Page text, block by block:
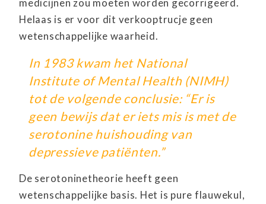
medicijnen zou moeten worden gecorrigeerd.
Helaas is er voor dit verkooptrucje geen
wetenschappelijke waarheid.
In 1983 kwam het National
Institute of Mental Health (NIMH)
tot de volgende conclusie: “Er is
geen bewijs dat er iets mis is met de
serotonine huishouding van
depressieve patiënten.”
De serotoninetheorie heeft geen
wetenschappelijke basis. Het is pure flauwekul,